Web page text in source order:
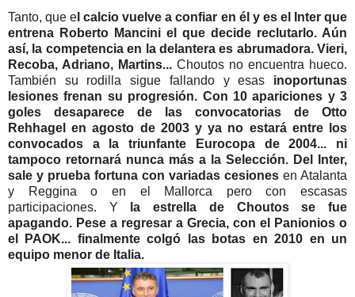
Tanto, que e l calcio vuelve a confiar en él y es el Inter que
entrena Roberto Mancini el que decide reclutarlo. Aún
así, la competencia en la delantera es abrumadora. Vieri,
Recoba, Adriano, Martins... Choutos no encuentra hueco.
También su rodilla sigue fallando y esas inoportunas
lesiones frenan su progresión. Con 10 apariciones y 3
goles desaparece de las convocatorias de Otto
Rehhagel en agosto de 2003 y ya no estará entre los
convocados a la triunfante Eurocopa de 2004... ni
tampoco retornará nunca más a la Selección. Del Inter,
sale y prueba fortuna con variadas cesiones en Atalanta
y Reggina o en el Mallorca pero con escasas
participaciones. Y
la estrella de Choutos se fue
apagando. Pese a regresar a Grecia, con el Panionios o
el PAOK... finalmente colgó las botas en 2010 en un
equipo menor de Italia.